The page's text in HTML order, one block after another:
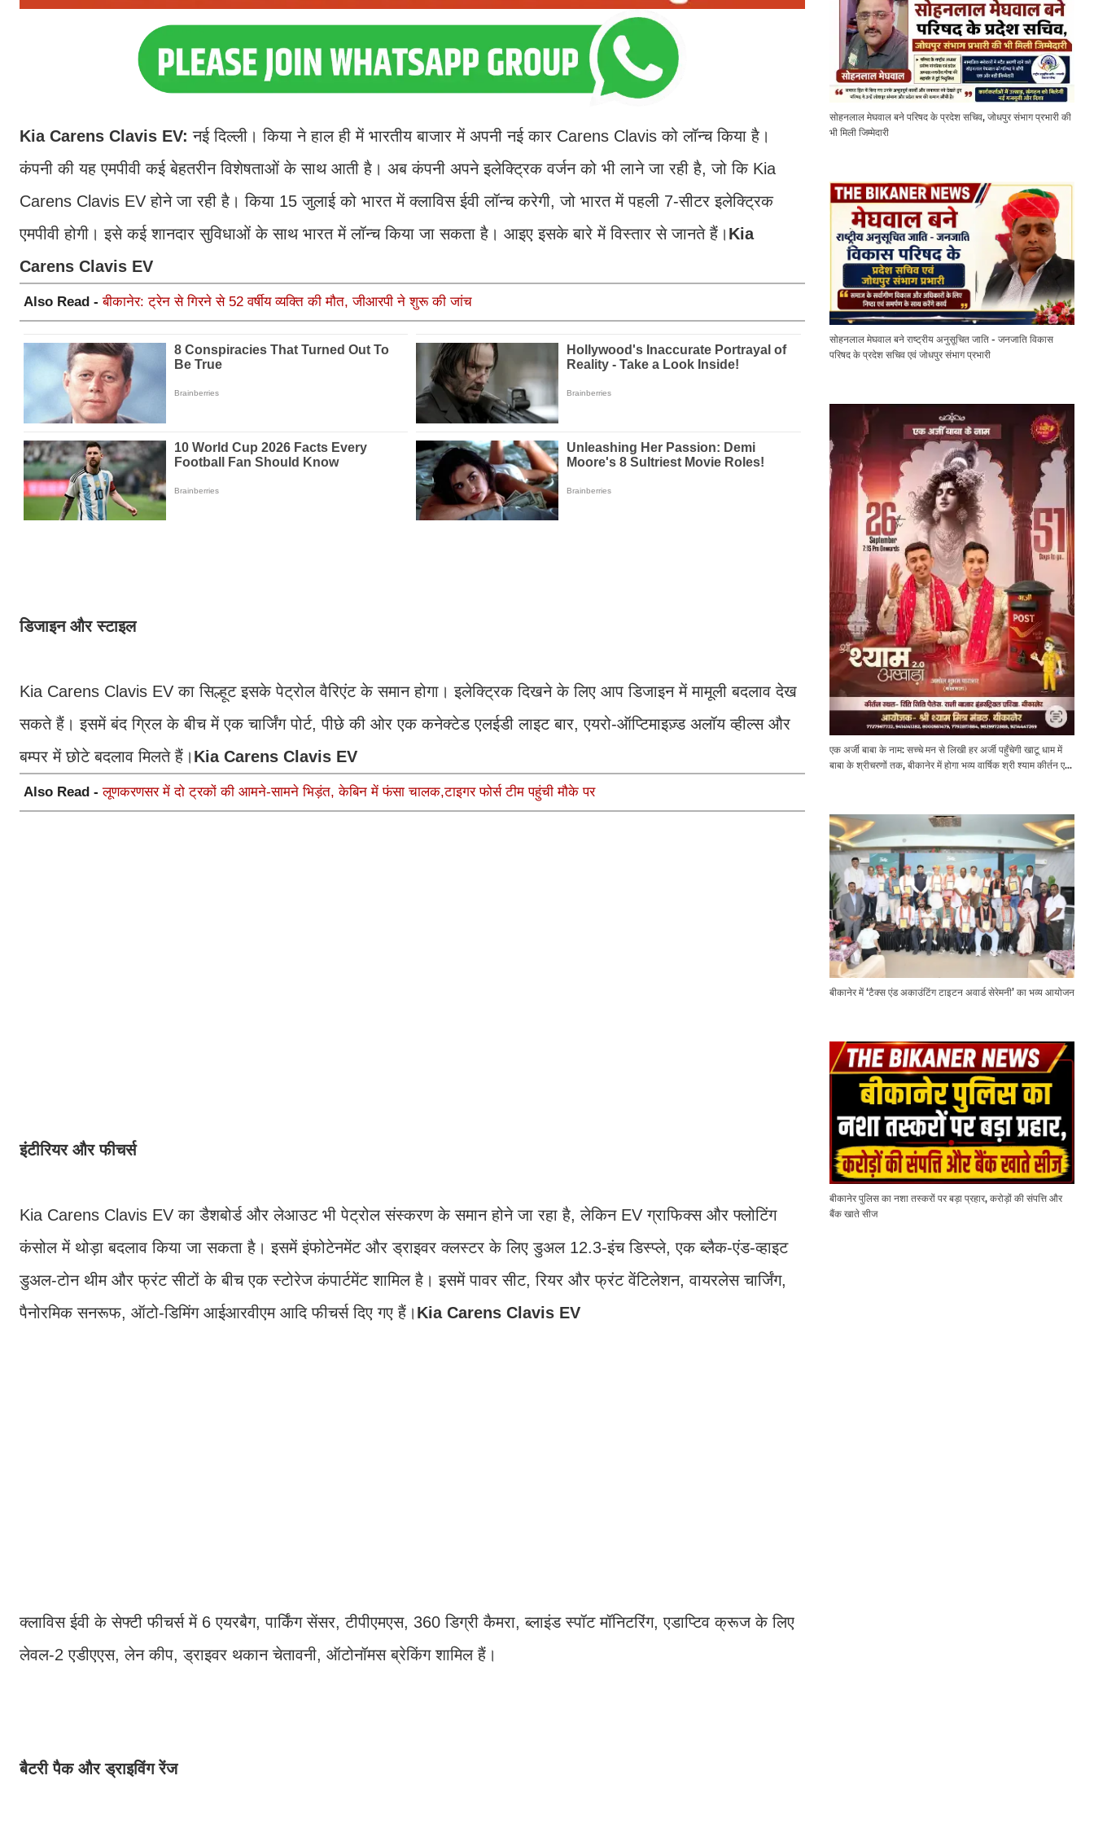
Kia Carens Clavis EV:नई दिल्ली। किया ने हाल ही में भारतीय बाजार में अपनी नई कार Carens Clavis को लॉन्च किया है।
कंपनी की यह एमपीवी कई बेहतरीन विशेषताओं के साथ आती है। अब कंपनी अपने इलेक्ट्रिक वर्जन को भी लाने जा रही है, जो कि Kia
Carens Clavis EV होने जा रही है। किया 15 जुलाई को भारत में क्लाविस ईवी लॉन्च करेगी, जो भारत में पहली 7-सीटर इलेक्ट्रिक
एमपीवी होगी। इसे कई शानदार सुविधाओं के साथ भारत में लॉन्च किया जा सकता है। आइए इसके बारे में विस्तार से जानते हैं। Kia
Carens Clavis EV
Also Read -बीकानेर: ट्रेन से गिरने से 52 वर्षीय व्यक्ति की मौत, जीआरपी ने शुरू की जांच
डिजाइन और स्टाइल
Kia Carens Clavis EV का सिल्हूट इसके पेट्रोल वैरिएंट के समान होगा। इलेक्ट्रिक दिखने के लिए आप डिजाइन में मामूली बदलाव देख
सकते हैं। इसमें बंद ग्रिल के बीच में एक चार्जिंग पोर्ट, पीछे की ओर एक कनेक्टेड एलईडी लाइट बार, एयरो-ऑप्टिमाइज़्ड अलॉय व्हील्स और
बम्पर में छोटे बदलाव मिलते हैं। Kia Carens Clavis EV
Also Read -लूणकरणसर में दो ट्रकों की आमने-सामने भिड़ंत, केबिन में फंसा चालक,टाइगर फोर्स टीम पहुंची मौके पर
इंटीरियर और फीचर्स
Kia Carens Clavis EV का डैशबोर्ड और लेआउट भी पेट्रोल संस्करण के समान होने जा रहा है, लेकिन EV ग्राफिक्स और फ्लोटिंग
कंसोल में थोड़ा बदलाव किया जा सकता है। इसमें इंफोटेनमेंट और ड्राइवर क्लस्टर के लिए डुअल 12.3-इंच डिस्प्ले, एक ब्लैक-एंड-व्हाइट
डुअल-टोन थीम और फ्रंट सीटों के बीच एक स्टोरेज कंपार्टमेंट शामिल है। इसमें पावर सीट, रियर और फ्रंट वेंटिलेशन, वायरलेस चार्जिंग,
पैनोरमिक सनरूफ, ऑटो-डिमिंग आईआरवीएम आदि फीचर्स दिए गए हैं। Kia Carens Clavis EV
क्लाविस ईवी के सेफ्टी फीचर्स में 6 एयरबैग, पार्किंग सेंसर, टीपीएमएस, 360 डिग्री कैमरा, ब्लाइंड स्पॉट मॉनिटरिंग, एडाप्टिव क्रूज के लिए
लेवल-2 एडीएएस, लेन कीप, ड्राइवर थकान चेतावनी, ऑटोनॉमस ब्रेकिंग शामिल हैं।
बैटरी पैक और ड्राइविंग रेंज
सोहनलाल मेघवाल बने परिषद के प्रदेश सचिव, जोधपुर संभाग प्रभारी की
भी मिली जिम्मेदारी
सोहनलाल मेघवाल बने राष्ट्रीय अनुसूचित जाति - जनजाति विकास
परिषद के प्रदेश सचिव एवं जोधपुर संभाग प्रभारी
एक अर्जी बाबा के नाम: सच्चे मन से लिखी हर अर्जी पहुँचेगी खाटू धाम में
बाबा के श्रीचरणों तक, बीकानेर में होगा भव्य वार्षिक श्री श्याम कीर्तन एवं
बीकानेर में ‘टैक्स एंड अकाउंटिंग टाइटन अवार्ड सेरेमनी’ का भव्य आयोजन
बीकानेर पुलिस का नशा तस्करों पर बड़ा प्रहार, करोड़ों की संपत्ति और
बैंक खाते सीज